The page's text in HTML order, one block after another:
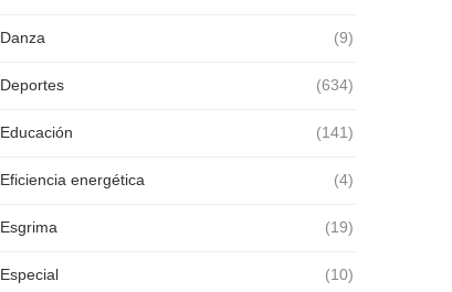
Danza (9)
Deportes (634)
Educación (141)
Eficiencia energética (4)
Esgrima (19)
Especial (10)